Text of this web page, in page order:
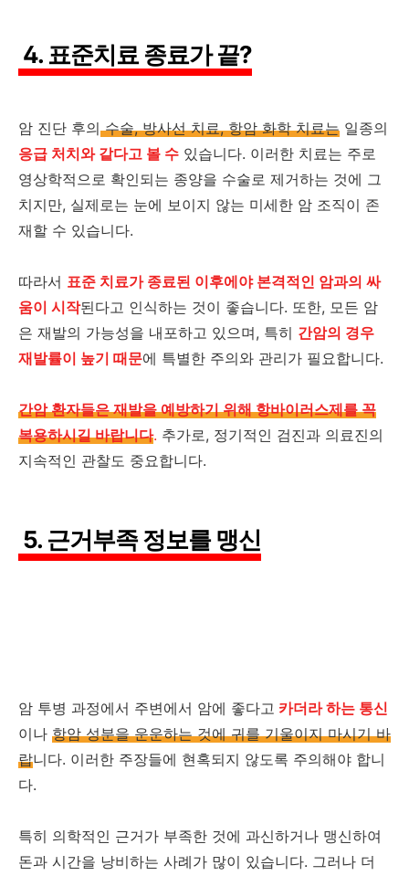
4. 표준치료 종료가 끝?
암 진단 후의수술, 방사선 치료, 항암 화학 치료는 일종의
응급 처치와 같다고 볼 수 있습니다. 이러한 치료는 주로
영상학적으로 확인되는 종양을 수술로 제거하는 것에 그
치지만, 실제로는 눈에 보이지 않는 미세한 암 조직이 존
재할 수 있습니다.
따라서 표준 치료가 종료된 이후에야 본격적인 암과의 싸
움이 시작된다고 인식하는 것이 좋습니다. 또한, 모든 암
은 재발의 가능성을 내포하고 있으며, 특히 간암의 경우
재발률이 높기 때문에 특별한 주의와 관리가 필요합니다.
간암 환자들은 재발을 예방하기 위해 항바이러스제를 꼭
복용하시길 바랍니다. 추가로, 정기적인 검진과 의료진의
지속적인 관찰도 중요합니다.
5. 근거부족 정보를 맹신
암 투병 과정에서 주변에서 암에 좋다고 카더라 하는 통신
이나 항암 성분을 운운하는 것에 귀를 기울이지 마시기 바
랍니다. 이러한 주장들에 현혹되지 않도록 주의해야 합니
다.
특히 의학적인 근거가 부족한 것에 과신하거나 맹신하여
돈과 시간을 낭비하는 사례가 많이 있습니다. 그러나 더